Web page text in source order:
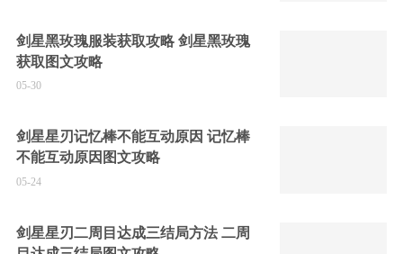
剑星黑玫瑰服装获取攻略 剑星黑玫瑰
获取图文攻略
05-30
剑星星刃记忆棒不能互动原因 记忆棒
不能互动原因图文攻略
05-24
剑星星刃二周目达成三结局方法 二周